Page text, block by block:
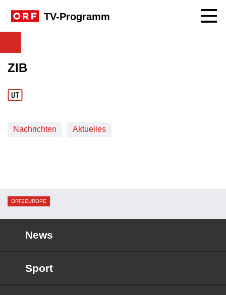
TV-Programm
ZIB
Nachrichten Aktuelles
ORF2EUROPE
News
Sport